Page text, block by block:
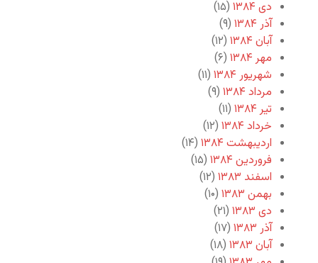
دی ۱۳۸۴
(۱۵)
آذر ۱۳۸۴
(۹)
آبان ۱۳۸۴
(۱۲)
مهر ۱۳۸۴
(۶)
شهریور ۱۳۸۴
(۱۱)
مرداد ۱۳۸۴
(۹)
تیر ۱۳۸۴
(۱۱)
خرداد ۱۳۸۴
(۱۲)
اردیبهشت ۱۳۸۴
(۱۴)
فروردین ۱۳۸۴
(۱۵)
اسفند ۱۳۸۳
(۱۲)
بهمن ۱۳۸۳
(۱۰)
دی ۱۳۸۳
(۲۱)
آذر ۱۳۸۳
(۱۷)
آبان ۱۳۸۳
(۱۸)